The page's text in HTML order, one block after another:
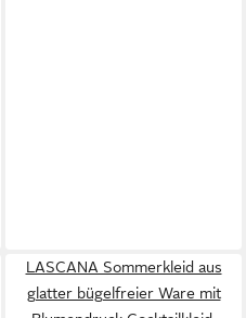
LASCANA Sommerkleid aus
glatter bügelfreier Ware mit